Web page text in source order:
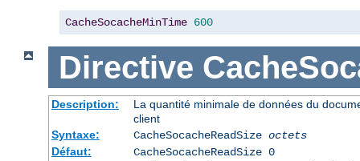
CacheSocacheMinTime 600
Directive
Description:
La quantité minimale de données du
client
Syntaxe:
CacheSocacheReadSize octets
Défaut:
CacheSocacheReadSize 0